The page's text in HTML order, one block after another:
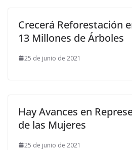
Crecerá Reforestación
13 Millones de Árboles
25 de junio de 2021
Hay Avances en
de las Mujeres
25 de junio de 2021